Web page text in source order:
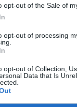
opt-out of the Sale of
opt-out of processing
opt-out of Collection,
Data that Is
Mazda,
tisztán